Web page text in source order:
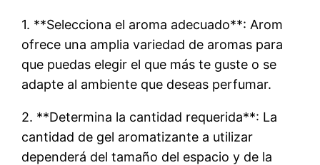
1. **Selecciona el aroma adecuado**: Arom
ofrece una amplia variedad de aromas para
que puedas elegir el que más te guste o se
adapte al ambiente que deseas perfumar.
2. **Determina la cantidad requerida**: La
cantidad de gel aromatizante a utilizar
dependerá del tamaño del espacio y de la